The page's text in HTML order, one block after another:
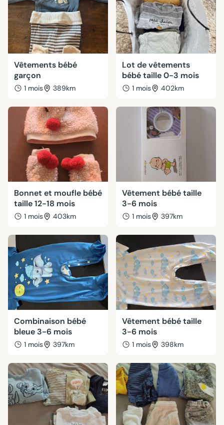
Vêtements bébé
garçon
1 mois 389km
Lot de vêtements
bébé taille 0-3 mois
1 mois 402km
Bonnet et moufle bébé
taille 12-18 mois
1 mois 403km
Vêtement bébé taille
3-6 mois
1 mois 397km
Combinaison bébé
bleue 3-6 mois
1 mois 397km
Vêtement bébé taille
3-6 mois
1 mois 398km